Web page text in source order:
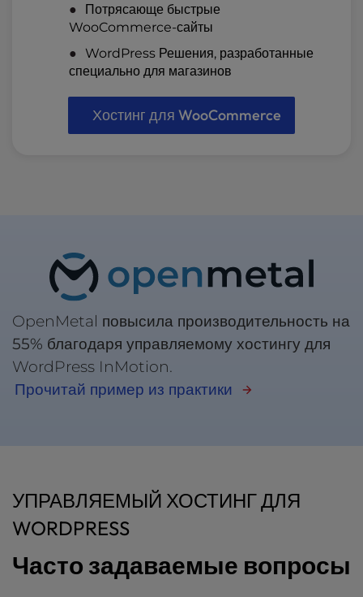
Потрясающе быстрые
WooCommerce-сайты
WordPress Решения, разработанные
специально для магазинов
Хостинг для WooCommerce
OpenMetal повысила производительность на
55% благодаря управляемому хостингу для
WordPress InMotion.
Прочитай пример из практики
УПРАВЛЯЕМЫЙ ХОСТИНГ ДЛЯ
WORDPRESS
Часто задаваемые вопросы